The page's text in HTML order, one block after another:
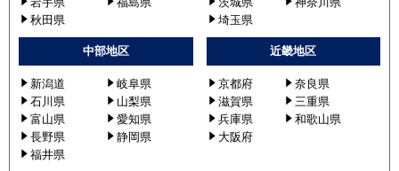
秋田県
埼玉県
中部地区
新潟道
岐阜県
石川県
山梨県
富山県
愛知県
長野県
静岡県
福井県
近畿地区
京都府
奈良県
滋賀県
三重県
兵庫県
和歌山県
大阪府